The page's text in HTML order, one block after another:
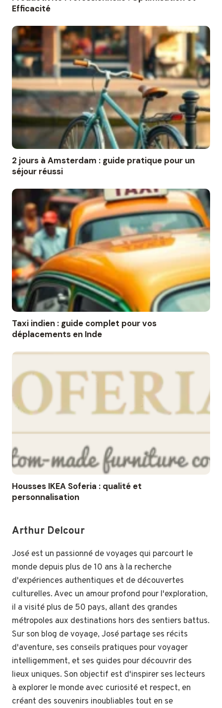
Efficacité
2 jours à Amsterdam : guide pratique pour un
séjour réussi
Taxi indien : guide complet pour vos
déplacements en Inde
Housses IKEA Soferia : qualité et
personnalisation
Arthur Delcour
José est un passionné de voyages qui parcourt le
monde depuis plus de 10 ans à la recherche
d'expériences authentiques et de découvertes
culturelles. Avec un amour profond pour l'exploration,
il a visité plus de 50 pays, allant des grandes
métropoles aux destinations hors des sentiers battus.
Sur son blog de voyage, José partage ses récits
d'aventure, ses conseils pratiques pour voyager
intelligemment, et ses guides pour découvrir des
lieux uniques. Son objectif est d'inspirer ses lecteurs
à explorer le monde avec curiosité et respect, en
créant des souvenirs inoubliables tout en se